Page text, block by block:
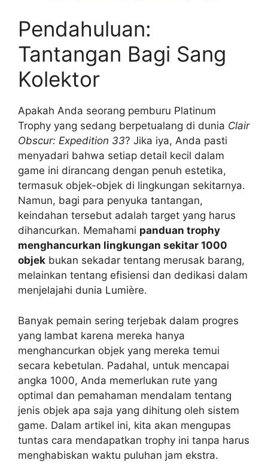
Pendahuluan:
Tantangan Bagi Sang
Kolektor
Apakah Anda seorang pemburu Platinum
Trophy yang sedang berpetualang di dunia Clair
Obscur: Expedition 33? Jika iya, Anda pasti
menyadari bahwa setiap detail kecil dalam
game ini dirancang dengan penuh estetika,
termasuk objek-objek di lingkungan sekitarnya.
Namun, bagi para penyuka tantangan,
keindahan tersebut adalah target yang harus
dihancurkan. Memahami panduan trophy
menghancurkan lingkungan sekitar 1000
objek bukan sekadar tentang merusak barang,
melainkan tentang efisiensi dan dedikasi dalam
menjelajahi dunia Lumière.
Banyak pemain sering terjebak dalam progres
yang lambat karena mereka hanya
menghancurkan objek yang mereka temui
secara kebetulan. Padahal, untuk mencapai
angka 1000, Anda memerlukan rute yang
optimal dan pemahaman mendalam tentang
jenis objek apa saja yang dihitung oleh sistem
game. Dalam artikel ini, kita akan mengupas
tuntas cara mendapatkan trophy ini tanpa harus
menghabiskan waktu puluhan jam ekstra.